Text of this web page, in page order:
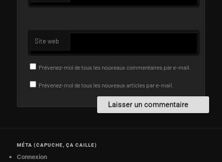
Site web
Prévenez-moi de tous les nouveaux commentaires par e-mail.
Prévenez-moi de tous les nouveaux articles par e-mail.
MÉTA (CAPUCHE, ÇA CAILLE)
Connexion